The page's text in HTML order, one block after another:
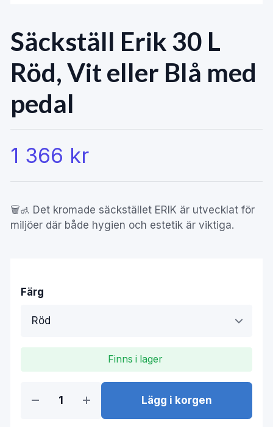
Säckställ Erik 30 L
Röd, Vit eller Blå med
pedal
1 366 kr
🗑️🚮 Det kromade säckstället ERIK är utvecklat för
miljöer där både hygien och estetik är viktiga.
Färg
Finns i lager
Lägg i korgen